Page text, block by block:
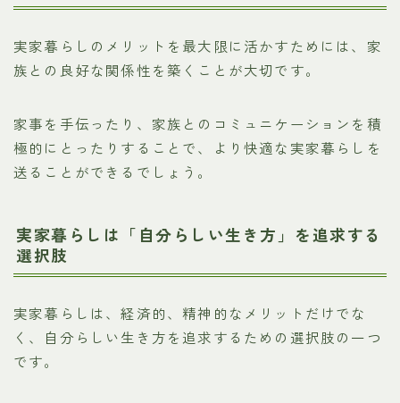
実家暮らしのメリットを最大限に活かすためには、家
族との良好な関係性を築くことが大切です。
家事を手伝ったり、家族とのコミュニケーションを積
極的にとったりすることで、より快適な実家暮らしを
送ることができるでしょう。
実家暮らしは「自分らしい生き方」を追求する
選択肢
実家暮らしは、経済的、精神的なメリットだけでな
く、自分らしい生き方を追求するための選択肢の一つ
です。